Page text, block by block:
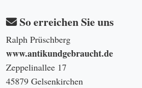
So erreichen Sie uns
Ralph Prüschberg
www.antikundgebraucht.de
Zeppelinallee 17
45879 Gelsenkirchen